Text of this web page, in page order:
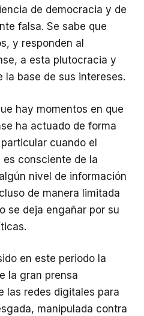
de democracia y de
falsa. Se sabe que
y responden al
a esta plutocracia y
la base de sus intereses.
hay momentos en que
ha actuado de forma
cuando el
es consciente de la
nivel de información
de manera limitada
se deja engañar por su
en este periodo la
la gran prensa
las redes digitales para
manipulada contra